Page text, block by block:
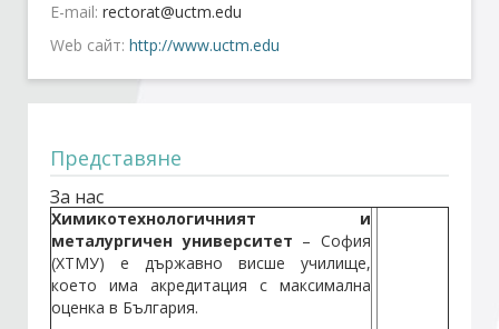
Членове
Стани член
E-mail:
Web сайт: http://www.uctm.edu
Представяне
За нас
Химикотехнологичният и
металургичен университет – София
(ХТМУ) е държавно висше училище,
което има акредитация с максимална
оценка в България.